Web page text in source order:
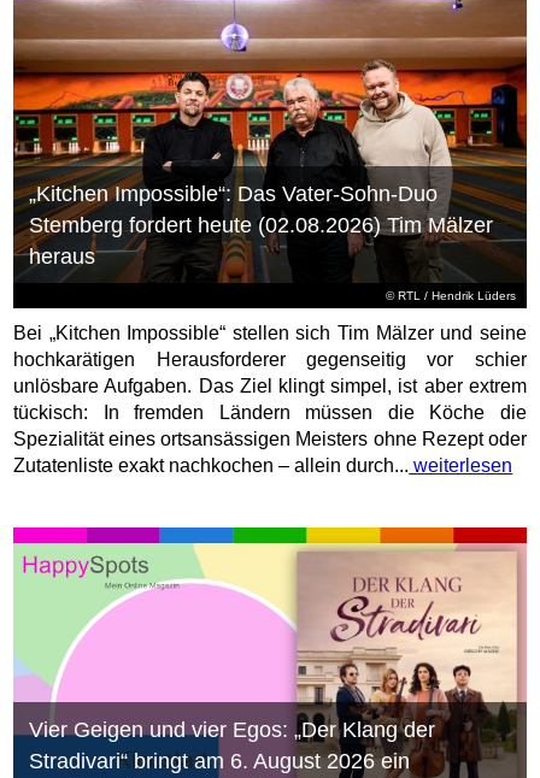
©RTL / Hendrik Lüders
„Kitchen Impossible“: Das Vater-Sohn-Duo
Stemberg fordert heute (02.08.2026) Tim Mälzer
heraus
Bei „Kitchen Impossible“ stellen sich Tim Mälzer und seine
hochkarätigen Herausforderer gegenseitig vor schier
unlösbare Aufgaben. Das Ziel klingt simpel, ist aber extrem
tückisch: In fremden Ländern müssen die Köche die
Spezialität eines ortsansässigen Meisters ohne Rezept oder
Zutatenliste exakt nachkochen – allein durch... weiterlesen
Vier Geigen und vier Egos: „Der Klang der
Stradivari“ bringt am 6. August 2026 ein